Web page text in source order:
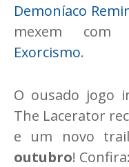
Demoníaco
mexem com
Exorcismo.
O ousado jogo
The Lacerator
e um novo
outubro! Confira: